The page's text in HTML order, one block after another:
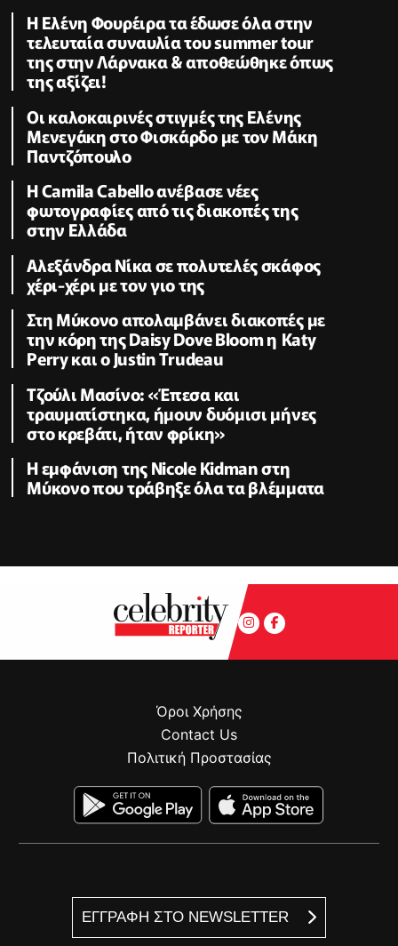
Η Ελένη Φουρέιρα τα έδωσε όλα στην
τελευταία συναυλία του summer tour
της στην Λάρνακα & αποθεώθηκε όπως
της αξίζει!
Oι καλοκαιρινές στιγμές της Ελένης
Μενεγάκη στο Φισκάρδο με τον Μάκη
Παντζόπουλο
Η Camila Cabello ανέβασε νέες
φωτογραφίες από τις διακοπές της
στην Ελλάδα
Αλεξάνδρα Νίκα σε πολυτελές σκάφος
χέρι-χέρι με τον γιο της
Στη Μύκονο απολαμβάνει διακοπές με
την κόρη της Daisy Dove Bloom η Κaty
Perry και ο Justin Trudeau
Τζούλι Μασίνο: «Έπεσα και
τραυματίστηκα, ήμουν δυόμισι μήνες
στο κρεβάτι, ήταν φρίκη»
Η εμφάνιση της Nicole Kidman στη
Μύκονο που τράβηξε όλα τα βλέμματα
ΕΓΓΡΑΦΗ ΣΤΟ NEWSLETTER
Όροι Χρήσης
Contact Us
Πολιτική Προστασίας